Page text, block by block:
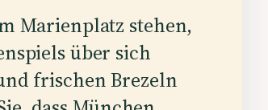
Marienplatz stehen,
über sich
frischen Brezeln